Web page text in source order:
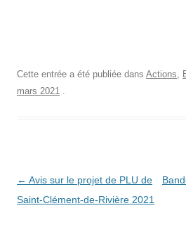
Cette entrée a été publiée dans Actions,
mars 2021 .
Navigation
des
← Avis sur le projet de PLU de
Saint-Clément-de-Rivière 2021